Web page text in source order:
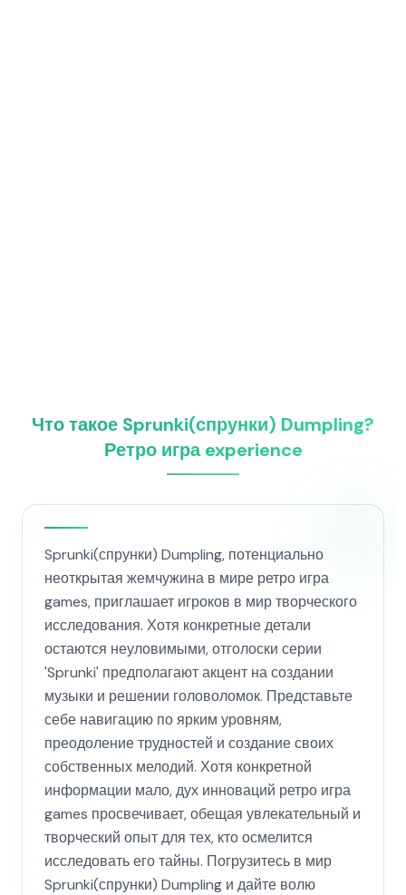
Что такое Sprunki(спрунки) Dumpling?
Ретро игра experience
Sprunki(спрунки) Dumpling, потенциально
неоткрытая жемчужина в мире ретро игра
games, приглашает игроков в мир творческого
исследования. Хотя конкретные детали
остаются неуловимыми, отголоски серии
'Sprunki' предполагают акцент на создании
музыки и решении головоломок. Представьте
себе навигацию по ярким уровням,
преодоление трудностей и создание своих
собственных мелодий. Хотя конкретной
информации мало, дух инноваций ретро игра
games просвечивает, обещая увлекательный и
творческий опыт для тех, кто осмелится
исследовать его тайны. Погрузитесь в мир
Sprunki(спрунки) Dumpling и дайте волю